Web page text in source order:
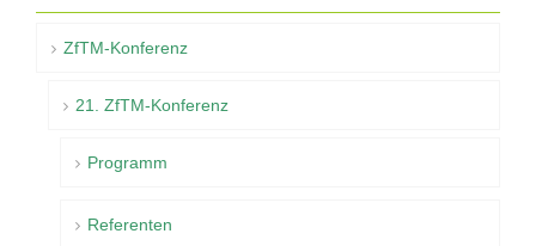
ZfTM-Konferenz
21. ZfTM-Konferenz
Programm
Referenten